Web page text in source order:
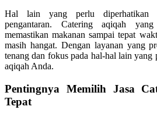
Hal lain yang perlu diperhatikan
pengantaran. Catering aqiqah
memastikan makanan sampai tepat
masih hangat. Dengan layanan yang
tenang dan fokus pada hal-hal lain yang
aqiqah Anda.
Pentingnya Memilih Jasa
Tepat